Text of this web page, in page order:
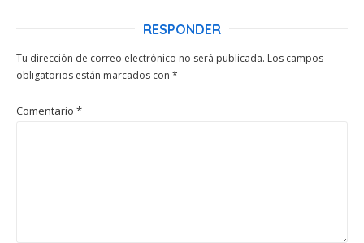
RESPONDER
Tu dirección de correo electrónico no será publicada. Los campos
obligatorios están marcados con *
Comentario *